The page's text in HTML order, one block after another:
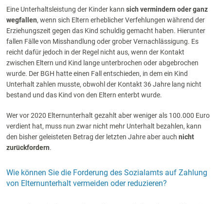
Eine Unterhaltsleistung der Kinder kann sich vermindern oder ganz
wegfallen, wenn sich Eltern erheblicher Verfehlungen während der
Erziehungszeit gegen das Kind schuldig gemacht haben. Hierunter
fallen Fälle von Misshandlung oder grober Vernachlässigung. Es
reicht dafür jedoch in der Regel nicht aus, wenn der Kontakt
zwischen Eltern und Kind lange unterbrochen oder abgebrochen
wurde. Der BGH hatte einen Fall entschieden, in dem ein Kind
Unterhalt zahlen musste, obwohl der Kontakt 36 Jahre lang nicht
bestand und das Kind von den Eltern enterbt wurde.
Wer vor 2020 Elternunterhalt gezahlt aber weniger als 100.000 Euro
verdient hat, muss nun zwar nicht mehr Unterhalt bezahlen, kann
den bisher geleisteten Betrag der letzten Jahre aber auch nicht
zurückfordern.
Wie können Sie die Forderung des Sozialamts auf Zahlung
von Elternunterhalt vermeiden oder reduzieren?